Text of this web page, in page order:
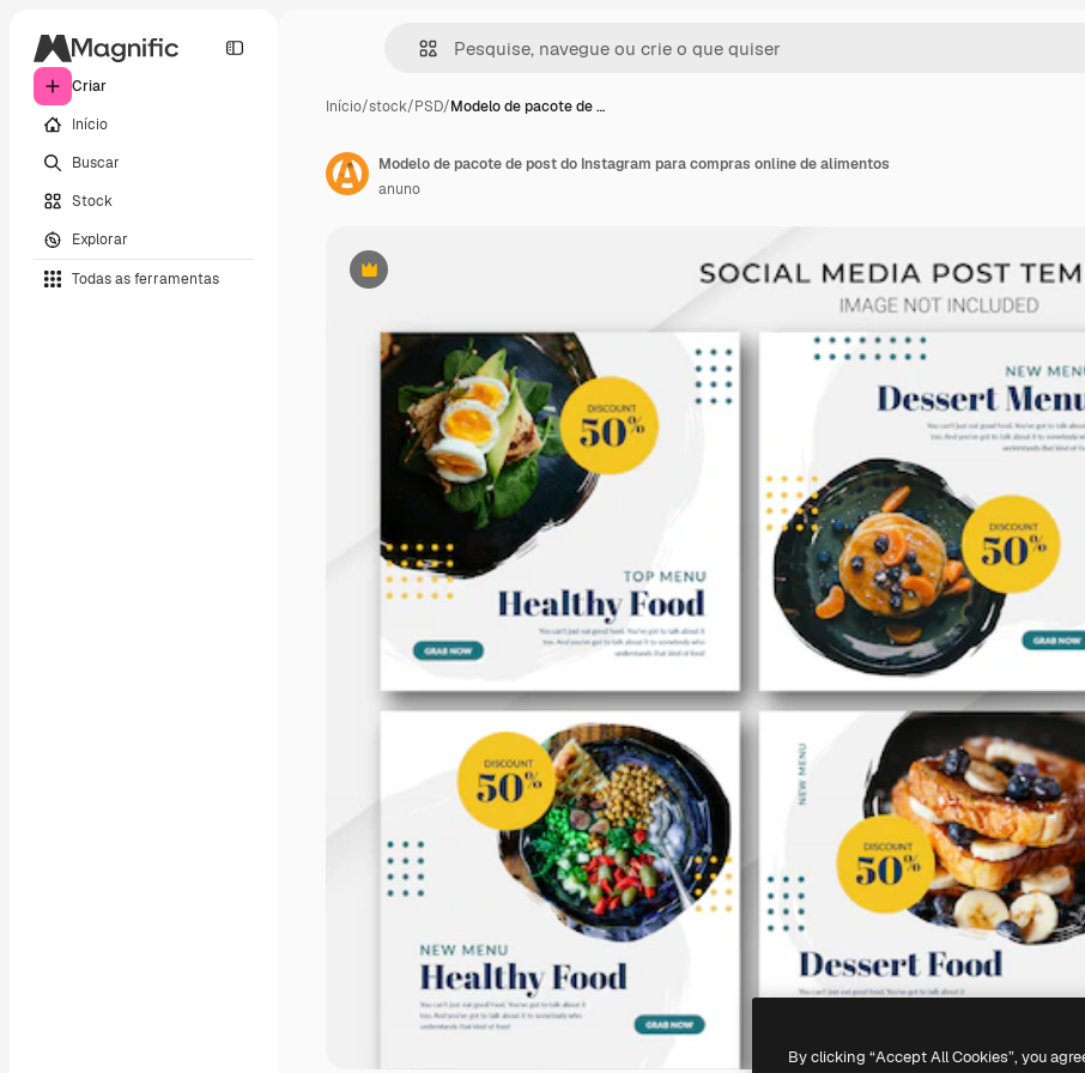
Criar
Início
Buscar
Stock
Explorar
Todas as ferramentas
Início/stock/PSD/Modelo de pacote de …
Premium
Modelo de pacote de post do Instagram para compras online de alimentos
anuno
By clicking “Accept All Cookies”, you